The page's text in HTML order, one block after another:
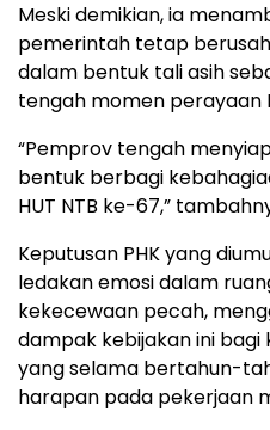
Meski demikian, ia
pemerintah tetap
dalam bentuk tali asih
tengah momen perayaan
“Pemprov tengah
bentuk berbagi
HUT NTB ke-67,”
Keputusan PHK yang
ledakan emosi dalam
kekecewaan pecah,
dampak kebijakan ini
yang selama bertahun-
harapan pada pekerjaan